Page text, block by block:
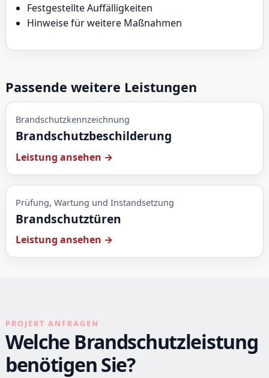
Festgestellte Auffälligkeiten
Hinweise für weitere Maßnahmen
Passende weitere Leistungen
Brandschutzkennzeichnung
Brandschutzbeschilderung
Leistung ansehen →
Prüfung, Wartung und Instandsetzung
Brandschutztüren
Leistung ansehen →
PROJEKT ANFRAGEN
Welche Brandschutzleistung
benötigen Sie?